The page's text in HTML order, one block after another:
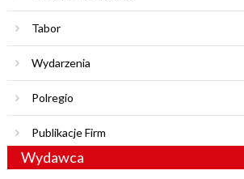
Tabor
Wydarzenia
Polregio
Publikacje Firm
Wydawca